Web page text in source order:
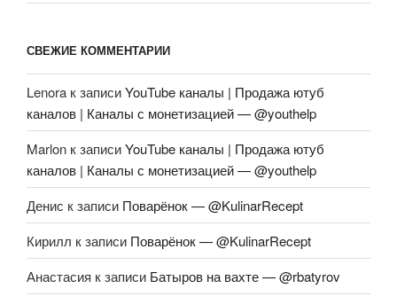
СВЕЖИЕ КОММЕНТАРИИ
Lenora к записиYouTube каналы | Продажа ютуб
каналов | Каналы с монетизацией — @youthelp
Marlon к записиYouTube каналы | Продажа ютуб
каналов | Каналы с монетизацией — @youthelp
Денис к записи Поварёнок — @KulinarRecept
Кирилл к записи Поварёнок — @KulinarRecept
Анастасия к записи Батыров на вахте — @rbatyrov